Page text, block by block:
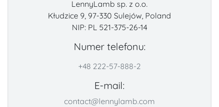
LennyLamb sp. z o.o.
Kłudzice 9, 97-330 Sulejów, Poland
NIP: PL 521-375-26-14
Numer telefonu:
+48 222-57-888-2
E-mail:
contact@lennylamb.com